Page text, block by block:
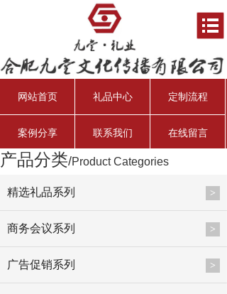
网站首页 礼品中心 定制流程
案例分享 联系我们 在线留言
资产管理经理 行业分析师 资深投资总监
产品分类/Product Categories
精选礼品系列 >
商务会议系列 >
广告促销系列 >